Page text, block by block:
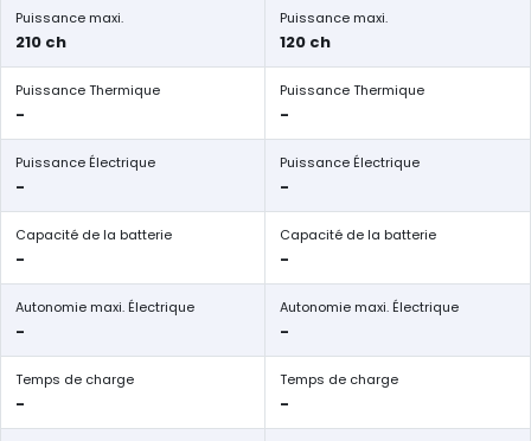
Puissance maxi.
210 ch
Puissance maxi.
120 ch
Puissance Thermique
-
Puissance Thermique
-
Puissance Électrique
-
Puissance Électrique
-
Capacité de la batterie
-
Capacité de la batterie
-
Autonomie maxi. Électrique
-
Autonomie maxi. Électrique
-
Temps de charge
-
Temps de charge
-